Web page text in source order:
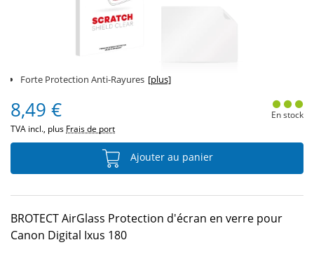
Forte Protection Anti-Rayures [plus]
8,49 €
TVA incl., plus Frais de port
En stock
Ajouter au panier
BROTECT AirGlass Protection d'écran en verre pour
Canon Digital Ixus 180